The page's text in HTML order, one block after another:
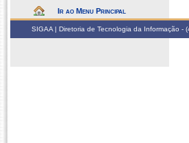
Ir ao Menu Principal
SIGAA | Diretoria de Tecnologia da Informação